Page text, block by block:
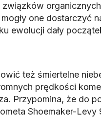
one dostarczyć
ewolucji dały
też śmiertelne
prędkości
Przypomina, że do
Shoemaker-Levy